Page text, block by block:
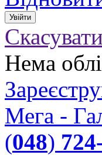
Скасувати
Нема
Мега -
(048)